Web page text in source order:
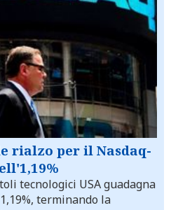
rialzo per il Nasdaq-
tecnologici USA guadagna
terminando la